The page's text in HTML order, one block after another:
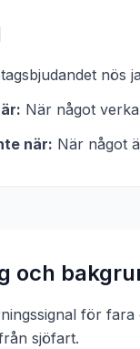
nös
När något
när: När något
och
för
sjöfart.